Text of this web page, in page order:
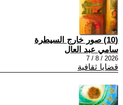
(10) صور خارج السيطرة
سامي عبد العال
2026 / 8 / 7
قضايا ثقافية